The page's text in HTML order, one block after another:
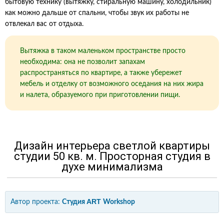
бытовую технику (вытяжку, стиральную машину, холодильник)
как можно дальше от спальни, чтобы звук их работы не
отвлекал вас от отдыха.
Вытяжка в таком маленьком пространстве просто
необходима: она не позволит запахам
распространяться по квартире, а также убережет
мебель и отделку от возможного оседания на них жира
и налета, образуемого при приготовлении пищи.
Дизайн интерьера светлой квартиры
студии 50 кв. м. Просторная студия в
духе минимализма
Автор проекта: Студия ART Workshop